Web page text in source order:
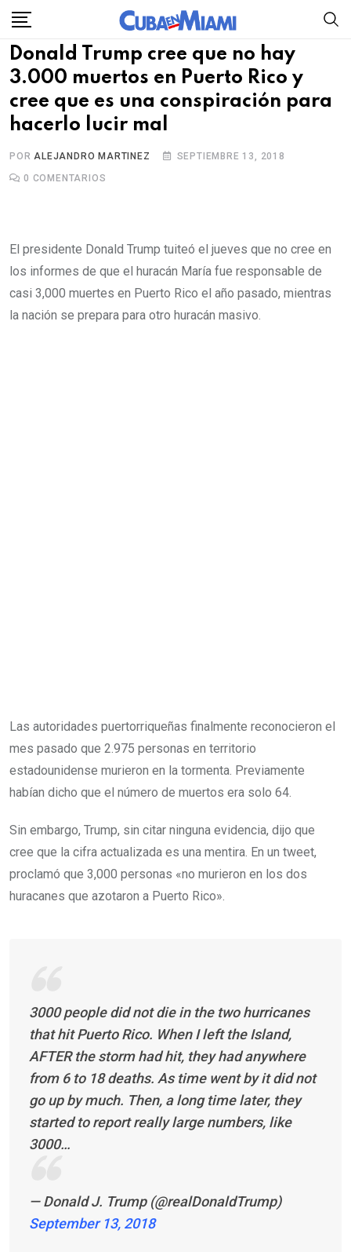
Skip
content
Donald Trump cree que no hay
3.000 muertos en Puerto Rico y
cree que es una conspiración para
hacerlo lucir mal
PORALEJANDRO MARTINEZ
SEPTIEMBRE 13, 2018
0 COMENTARIOS
El presidente Donald Trump tuiteó el jueves que no cree en
los informes de que el huracán María fue responsable de
casi 3,000 muertes en Puerto Rico el año pasado, mientras
la nación se prepara para otro huracán masivo.
Las autoridades puertorriqueñas finalmente reconocieron el
mes pasado que 2.975 personas en territorio
estadounidense murieron en la tormenta. Previamente
habían dicho que el número de muertos era solo 64.
Sin embargo, Trump, sin citar ninguna evidencia, dijo que
cree que la cifra actualizada es una mentira. En un tweet,
proclamó que 3,000 personas «no murieron en los dos
huracanes que azotaron a Puerto Rico».
3000 people did not die in the two hurricanes
that hit Puerto Rico. When I left the Island,
AFTER the storm had hit, they had anywhere
from 6 to 18 deaths. As time went by it did not
go up by much. Then, a long time later, they
started to report really large numbers, like
3000…
— Donald J. Trump (@realDonaldTrump)
September 13, 2018